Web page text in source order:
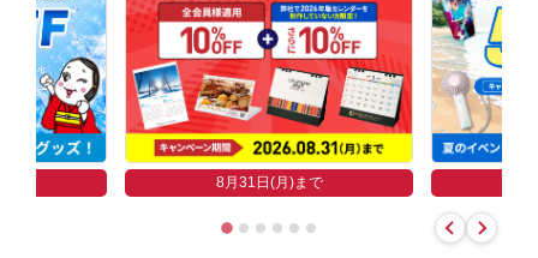
8月31日(月)まで